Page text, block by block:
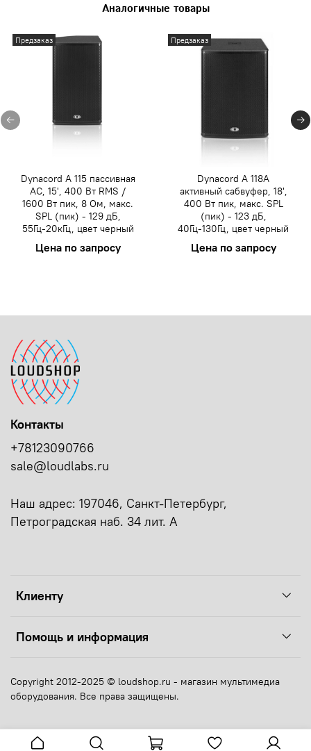
Аналогичные товары
Предзаказ
Dynacord A 115 пассивная
АС, 15', 400 Вт RMS /
1600 Вт пик, 8 Ом, макс.
SPL (пик) - 129 дБ,
55Гц-20кГц, цвет черный
Цена по запросу
Предзаказ
Dynacord A 118A
активный сабвуфер, 18',
400 Вт пик, макс. SPL
(пик) - 123 дБ,
40Гц-130Гц, цвет черный
Цена по запросу
Клиенту
Помощь и информация
Контакты
+78123090766
sale@loudlabs.ru
Наш адрес: 197046, Санкт-Петербург,
Петроградская наб. 34 лит. А
Copyright 2012-2025 © loudshop.ru - магазин мультимедиа
оборудования. Все права защищены.